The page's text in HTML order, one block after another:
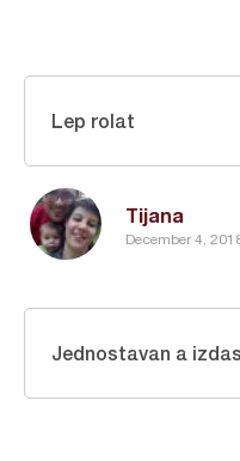
Tijana
December 4,
Lep rolat
Jednostavan a